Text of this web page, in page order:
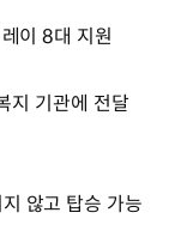
이 8대 지원
지 기관에 전달
않고 탑승 가능